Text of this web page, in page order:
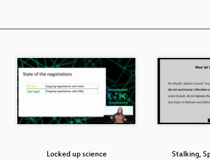
Locked up science Stalking,